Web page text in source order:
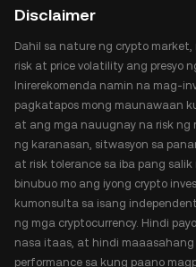
Disclaimer
Dahil sa nature ng crypto
risk at price volatility ang presyo
Inirerekomenda namin na mag-
pagkatapos mong maunawaan
at ang mga nauugnay na risk ng
ng karanasan, sitwasyon sa
at risk tolerance sa iba pang
binubuo mo ang iyong crypto
kumonsulta sa isang
ng mga cryptocurrency. Hindi
nasa itaas, at hindi
performance sa kung paano